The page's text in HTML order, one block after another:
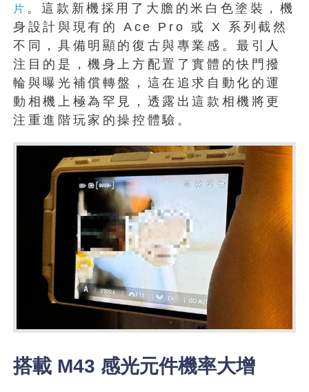
片 。這款新機採用了大膽的米白色塗裝，機
身設計與現有的 Ace Pro 或 X 系列截然
不同，具備明顯的復古與專業感。最引人
注目的是，機身上方配置了實體的快門撥
輪與曝光補償轉盤，這在追求自動化的運
動相機上極為罕見，透露出這款相機將更
注重進階玩家的操控體驗。
搭載 M43 感光元件機率大增